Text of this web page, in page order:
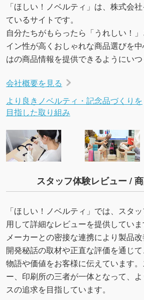
→詳しく見る
「ほしい！ノベルティ」は、株式会
ているサイトです。
自分たちがもらったら「うれしい！
イン性が高くおしゃれな商品選びを
はの商品情報を提供できるようにいつ
会社概要を見る
より良きノベルティ・記念品づくりを
目指した取り組み
スタッフ体験レビュー /
「ほしい！ノベルティ」では、スタ
用して詳細なレビューを提供していま
メーカーとの密接な連携により製品改
開発秘話の取材や正直な評価を通じ
物語や価値をお客様に伝えています
ー、印刷所の三者が一体となって、
スの追求を目指しています。